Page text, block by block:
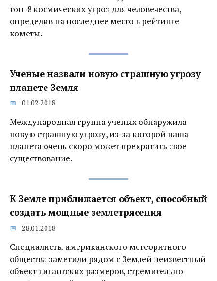
топ-8 космических угроз для человечества,
определив на последнее место в рейтинге
кометы.
Ученые назвали новую страшную угрозу
планете Земля
01.02.2018
Международная группа ученых обнаружила
новую страшную угрозу, из-за которой наша
планета очень скоро может прекратить свое
существование.
К Земле приближается объект, способный
создать мощные землетрясения
28.01.2018
Специалисты американского метеоритного
общества заметили рядом с Землей неизвестный
объект гигантских размеров, стремительно